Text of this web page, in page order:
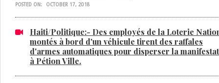
POSTED ON: OCTOBER 17, 2018
Haiti/Politique:- Des employés de la Loterie
montés à bord d'un véhicule tirent des raffales
d'armes automatiques pour disperser la
à Pétion Ville.